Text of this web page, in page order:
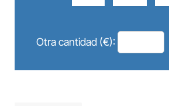
Otra cantidad (€):